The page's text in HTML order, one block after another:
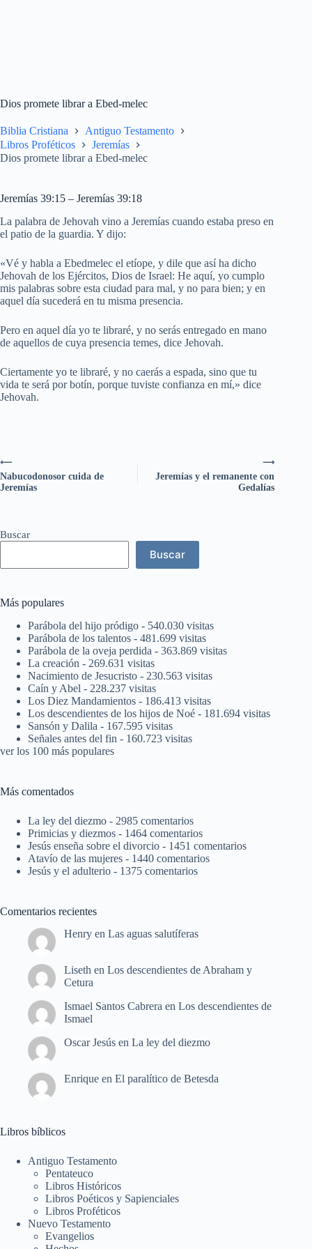
Dios promete librar a Ebed-melec
Biblia Cristiana
Antiguo Testamento
Libros Proféticos
Jeremías
Dios promete librar a Ebed-melec
Jeremías 39:15 – Jeremías 39:18
La palabra de Jehovah vino a Jeremías cuando estaba preso en
el patio de la guardia. Y dijo:
«Vé y habla a Ebedmelec el etíope, y dile que así ha dicho
Jehovah de los Ejércitos, Dios de Israel: He aquí, yo cumplo
mis palabras sobre esta ciudad para mal, y no para bien; y en
aquel día sucederá en tu misma presencia.
Pero en aquel día yo te libraré, y no serás entregado en mano
de aquellos de cuya presencia temes, dice Jehovah.
Ciertamente yo te libraré, y no caerás a espada, sino que tu
vida te será por botín, porque tuviste confianza en mí,» dice
Jehovah.
⟶
Jeremías y el remanente con
Gedalías
⟵
Nabucodonosor cuida de
Jeremías
Buscar
Buscar
Más populares
Parábola del hijo pródigo - 540.030 visitas
Parábola de los talentos - 481.699 visitas
Parábola de la oveja perdida - 363.869 visitas
La creación - 269.631 visitas
Nacimiento de Jesucristo - 230.563 visitas
Caín y Abel - 228.237 visitas
Los Diez Mandamientos - 186.413 visitas
Los descendientes de los hijos de Noé - 181.694 visitas
Sansón y Dalila - 167.595 visitas
Señales antes del fin - 160.723 visitas
ver los 100 más populares
Más comentados
La ley del diezmo - 2985 comentarios
Primicias y diezmos - 1464 comentarios
Jesús enseña sobre el divorcio - 1451 comentarios
Atavío de las mujeres - 1440 comentarios
Jesús y el adulterio - 1375 comentarios
Comentarios recientes
Henry en Las aguas salutíferas
Liseth en Los descendientes de Abraham y
Cetura
Ismael Santos Cabrera en Los descendientes de
Ismael
Oscar Jesús en La ley del diezmo
Enrique en El paralítico de Betesda
Libros bíblicos
Antiguo Testamento
Pentateuco
Libros Históricos
Libros Poéticos y Sapienciales
Libros Proféticos
Nuevo Testamento
Evangelios